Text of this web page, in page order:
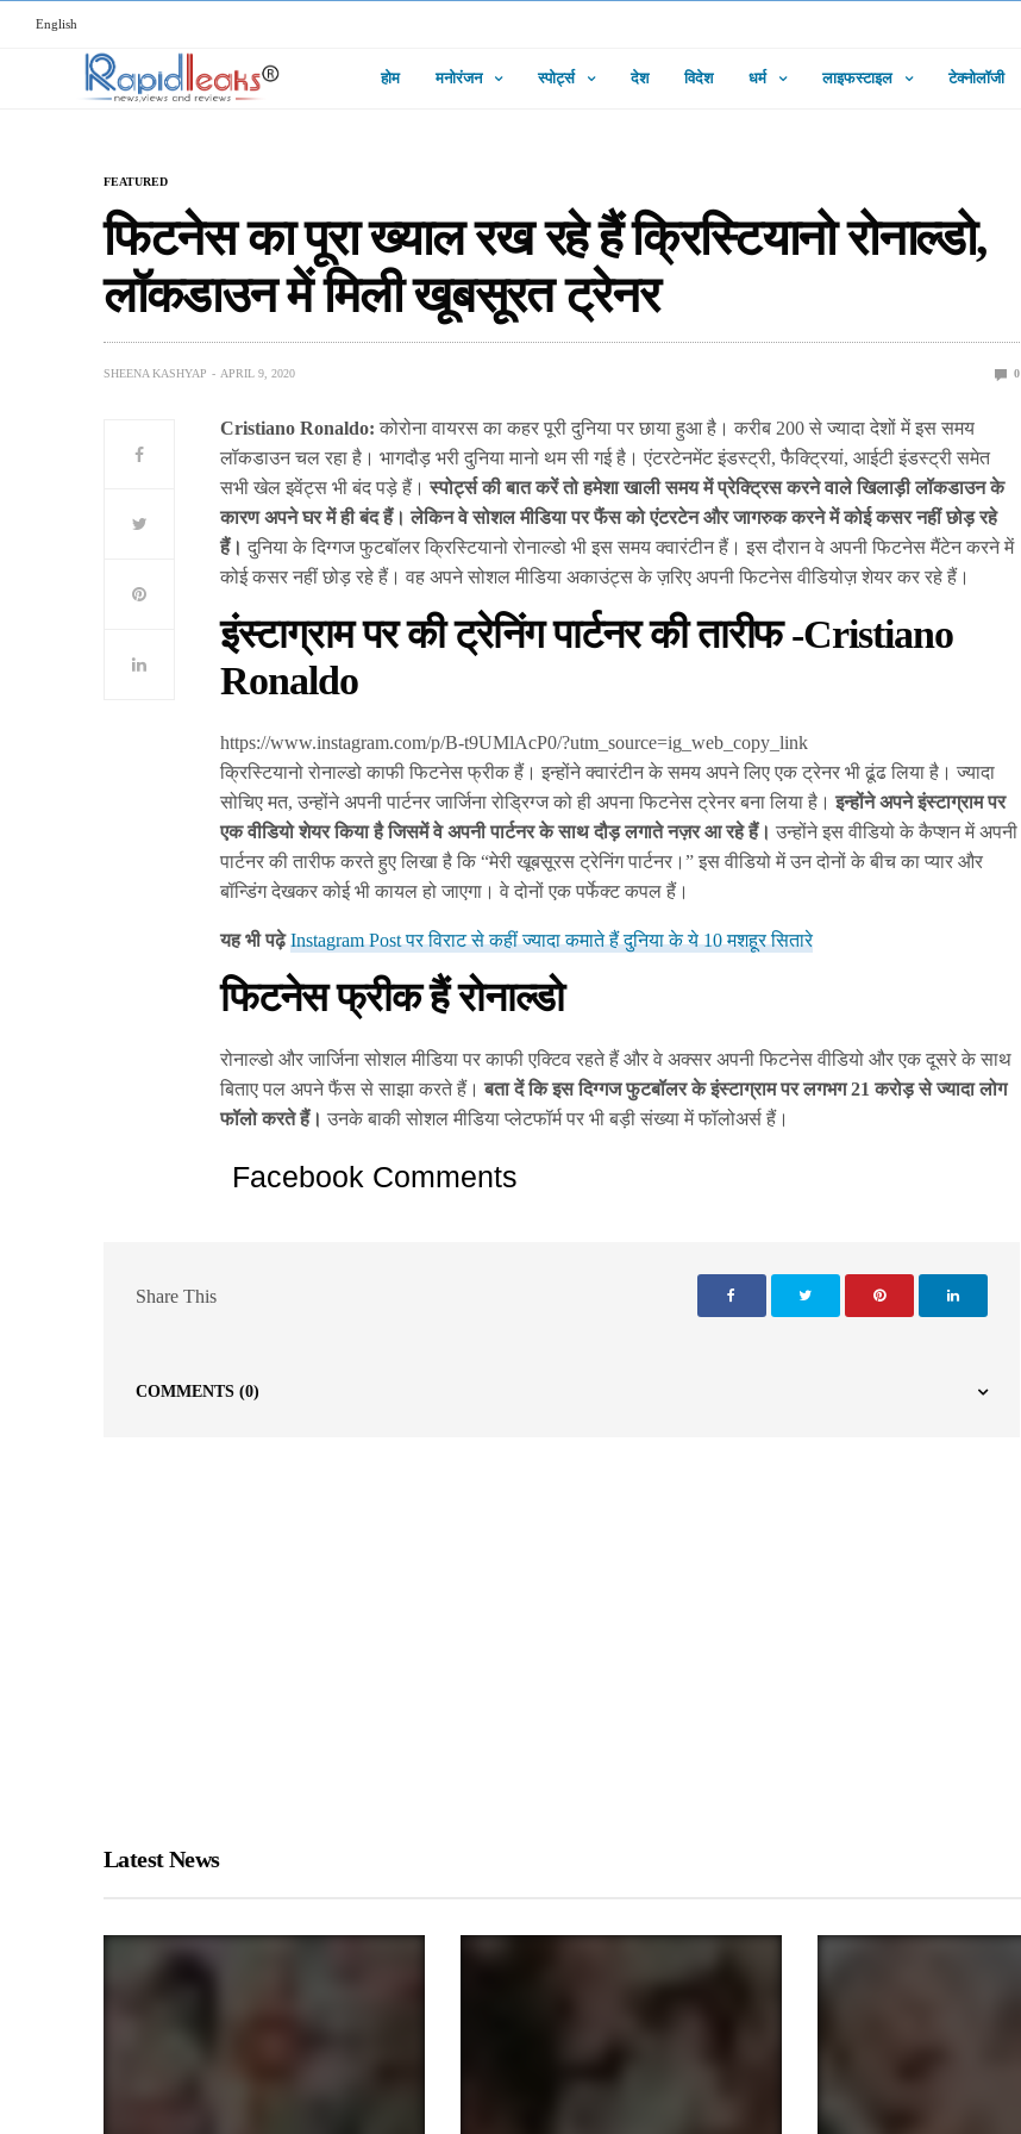
English
होम मनोरंजन स्पोर्ट्स देश विदेश धर्म लाइफस्टाइल टेक्नोलॉजी
FEATURED
फिटनेस का पूरा ख्याल रख रहे हैं क्रिस्टियानो रोनाल्डो,
लॉकडाउन में मिली खूबसूरत ट्रेनर
SHEENA KASHYAP APRIL 9, 2020 0
Cristiano Ronaldo: कोरोना वायरस का कहर पूरी दुनिया पर छाया हुआ है। करीब 200 से ज्यादा देशों में इस समय
लॉकडाउन चल रहा है। भागदौड़ भरी दुनिया मानो थम सी गई है। एंटरटेनमेंट इंडस्ट्री, फैैक्ट्रियां, आईटी इंडस्ट्री समेत
सभी खेल इवेंट्स भी बंद पड़े हैं।स्पोर्ट्स की बात करें तो हमेशा खाली समय में प्रेक्ट्रिस करने वाले खिलाड़ी लॉकडाउन के
कारण अपने घर में ही बंद हैं। लेकिन वे सोशल मीडिया पर फैंस को एंटरटेन और जागरुक करने में कोई कसर नहीं छोड़ रहे
हैं। दुनिया के दिग्गज फुटबॉलर क्रिस्टियानो रोनाल्डो भी इस समय क्वारंटीन हैं। इस दौरान वे अपनी फिटनेस मैंटेन करने में
कोई कसर नहीं छोड़ रहे हैं। वह अपने सोशल मीडिया अकाउंट्स के ज़रिए अपनी फिटनेस वीडियोज़ शेयर कर रहे हैं।
इंस्टाग्राम पर की ट्रेनिंग पार्टनर की तारीफ -Cristiano
Ronaldo
https://www.instagram.com/p/B-t9UMlAcP0/?utm_source=ig_web_copy_link
क्रिस्टियानो रोनाल्डो काफी फिटनेस फ्रीक हैं। इन्होंने क्वारंटीन के समय अपने लिए एक ट्रेनर भी ढूंढ लिया है। ज्यादा
सोचिए मत, उन्होंने अपनी पार्टनर जार्जिना रोड्रिग्ज को ही अपना फिटनेस ट्रेनर बना लिया है।इन्होंने अपने इंस्टाग्राम पर
एक वीडियो शेयर किया है जिसमें वे अपनी पार्टनर के साथ दौड़ लगाते नज़र आ रहे हैं।उन्होंने इस वीडियो के कैप्शन में अपनी
पार्टनर की तारीफ करते हुए लिखा है कि “मेरी खूबसूरस ट्रेनिंग पार्टनर।” इस वीडियो में उन दोनों के बीच का प्यार और
बॉन्डिंग देखकर कोई भी कायल हो जाएगा। वे दोनों एक पर्फेक्ट कपल हैं।
यह भी पढ़े Instagram Post पर विराट से कहीं ज्यादा कमाते हैं दुनिया के ये 10 मशहूर सितारे
फिटनेस फ्रीक हैं रोनाल्डो
रोनाल्डो और जार्जिना सोशल मीडिया पर काफी एक्टिव रहते हैं और वे अक्सर अपनी फिटनेस वीडियो और एक दूसरे के साथ
बिताए पल अपने फैंस से साझा करते हैं।बता दें कि इस दिग्गज फुटबॉलर के इंस्टाग्राम पर लगभग 21 करोड़ से ज्यादा लोग
फॉलो करते हैं।उनके बाकी सोशल मीडिया प्लेटफॉर्म पर भी बड़ी संख्या में फॉलोअर्स हैं।
Facebook Comments
Share This
COMMENTS (0)
Latest News